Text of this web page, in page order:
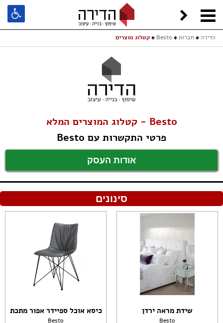
הדירה חברות Besto קטלוג מוצרים
Besto - קטלוג המוצרים המלא
פרטי התקשרות עם Besto
אודות העסק
סינונים
שידת מראה ירדן
Besto
כיסא אוכל ספיידר אפור מתכת
Besto